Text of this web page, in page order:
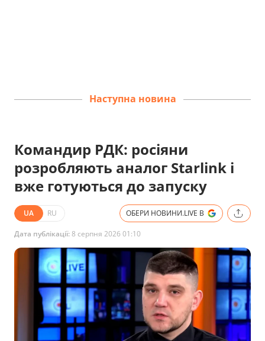
Наступна новина
Командир РДК: росіяни
розробляють аналог Starlink і
вже готуються до запуску
UA RU ОБЕРИ НОВИНИ.LIVE В
Дата публікації:8 серпня 2026 01:10